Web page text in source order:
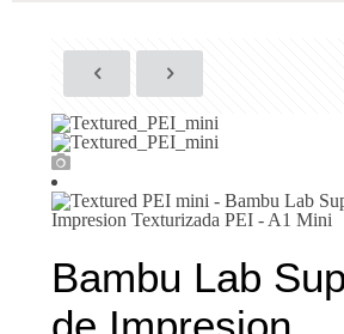
Bambu Lab